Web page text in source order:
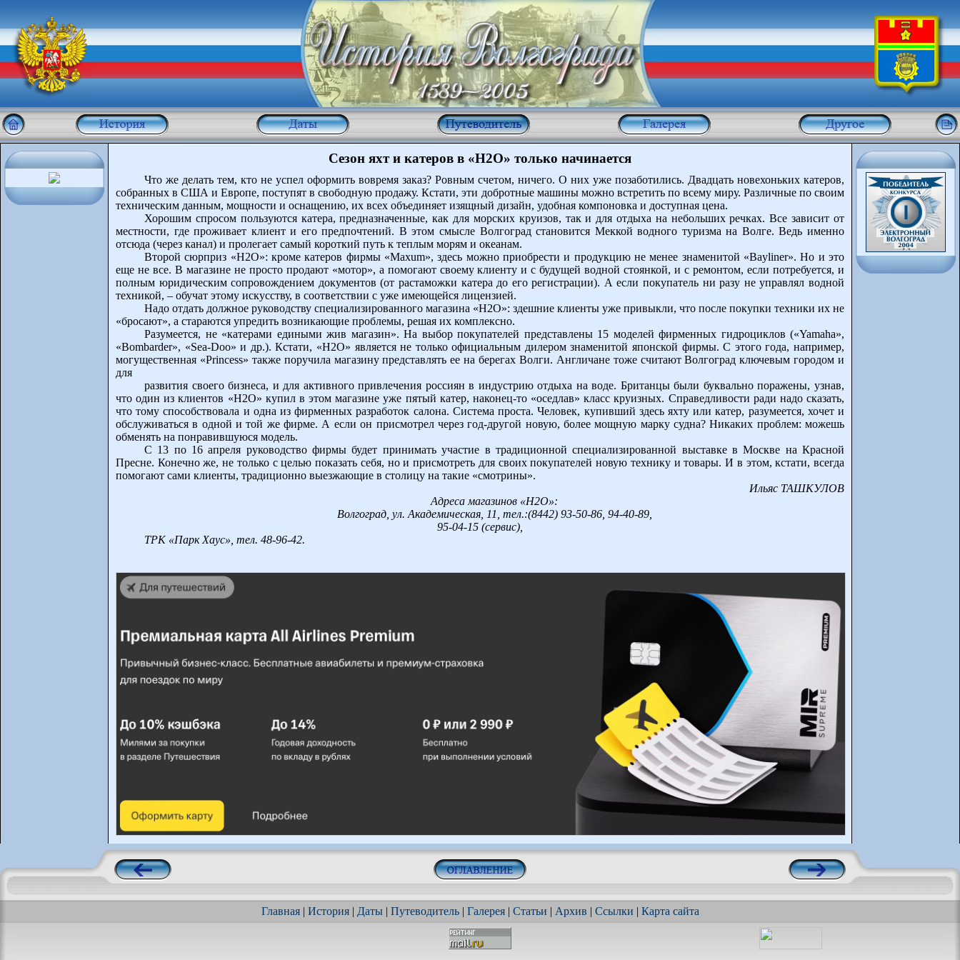
Сезон яхт и катеров в «Н2О» только начинается
Что же делать тем, кто не успел оформить вовремя заказ? Ровным счетом, ничего. О них уже позаботились. Двадцать новехоньких катеров,
собранных в США и Европе, поступят в свободную продажу. Кстати, эти добротные машины можно встретить по всему миру. Различные по своим
техническим данным, мощности и оснащению, их всех объединяет изящный дизайн, удобная компоновка и доступная цена.
Хорошим спросом пользуются катера, предназначенные, как для морских круизов, так и для отдыха на небольших речках. Все зависит от
местности, где проживает клиент и его предпочтений. В этом смысле Волгоград становится Меккой водного туризма на Волге. Ведь именно
отсюда (через канал) и пролегает самый короткий путь к теплым морям и океанам.
Второй сюрприз «Н2О»: кроме катеров фирмы «Maxum», здесь можно приобрести и продукцию не менее знаменитой «Bayliner». Но и это
еще не все. В магазине не просто продают «мотор», а помогают своему клиенту и с будущей водной стоянкой, и с ремонтом, если потребуется, и
полным юридическим сопровождением документов (от растаможки катера до его регистрации). А если покупатель ни разу не управлял водной
техникой, – обучат этому искусству, в соответствии с уже имеющейся лицензией.
Надо отдать должное руководству специализированного магазина «Н2О»: здешние клиенты уже привыкли, что после покупки техники их не
«бросают», а стараются упредить возникающие проблемы, решая их комплексно.
Разумеется, не «катерами едиными жив магазин». На выбор покупателей представлены 15 моделей фирменных гидроциклов («Yamaha»,
«Bombarder», «Sea-Doo» и др.). Кстати, «Н2О» является не только официальным дилером знаменитой японской фирмы. С этого года, например,
могущественная «Princess» также поручила магазину представлять ее на берегах Волги. Англичане тоже считают Волгоград ключевым городом и
для
развития своего бизнеса, и для активного привлечения россиян в индустрию отдыха на воде. Британцы были буквально поражены, узнав,
что один из клиентов «Н2О» купил в этом магазине уже пятый катер, наконец-то «оседлав» класс круизных. Справедливости ради надо сказать,
что тому способствовала и одна из фирменных разработок салона. Система проста. Человек, купивший здесь яхту или катер, разумеется, хочет и
обслуживаться в одной и той же фирме. А если он присмотрел через год-другой новую, более мощную марку судна? Никаких проблем: можешь
обменять на понравившуюся модель.
С 13 по 16 апреля руководство фирмы будет принимать участие в традиционной специализированной выставке в Москве на Красной
Пресне. Конечно же, не только с целью показать себя, но и присмотреть для своих покупателей новую технику и товары. И в этом, кстати, всегда
помогают сами клиенты, традиционно выезжающие в столицу на такие «смотрины».
Ильяс ТАШКУЛОВ
Адреса магазинов «Н2О»:
Волгоград, ул. Академическая, 11, тел.:(8442) 93-50-86, 94-40-89,
95-04-15 (сервис),
ТРК «Парк Хаус», тел. 48-96-42.
Главная| История| Даты| Путеводитель| Галерея| Статьи | Архив | Ссылки | Карта сайта